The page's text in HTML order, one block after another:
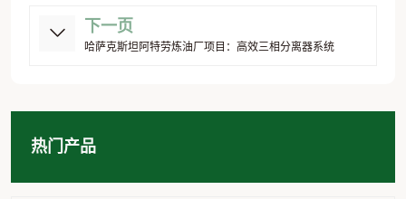
下一页
哈萨克斯坦阿特劳炼油厂项目：高效三相分离器系统
热门产品